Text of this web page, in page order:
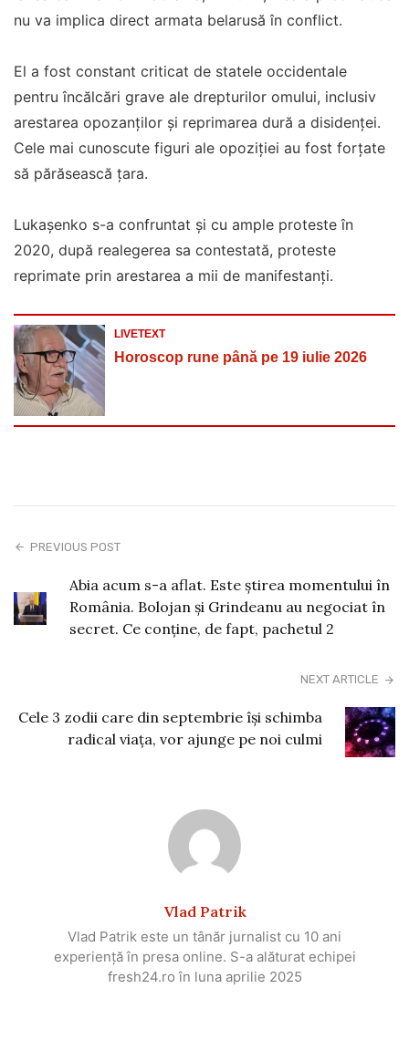
nu va implica direct armata belarusă în conflict.
El a fost constant criticat de statele occidentale
pentru încălcări grave ale drepturilor omului, inclusiv
arestarea opozanţilor şi reprimarea dură a disidenţei.
Cele mai cunoscute figuri ale opoziţiei au fost forţate
să părăsească ţara.
Lukaşenko s-a confruntat şi cu ample proteste în
2020, după realegerea sa contestată, proteste
reprimate prin arestarea a mii de manifestanţi.
LIVETEXT
Horoscop rune până pe 19 iulie 2026
PREVIOUS POST
Abia acum s-a aflat. Este știrea momentului în
România. Bolojan și Grindeanu au negociat în
secret. Ce conține, de fapt, pachetul 2
NEXT ARTICLE
Cele 3 zodii care din septembrie își schimba
radical viața, vor ajunge pe noi culmi
Vlad Patrik
Vlad Patrik este un tânăr jurnalist cu 10 ani
experiență în presa online. S-a alăturat echipei
fresh24.ro în luna aprilie 2025